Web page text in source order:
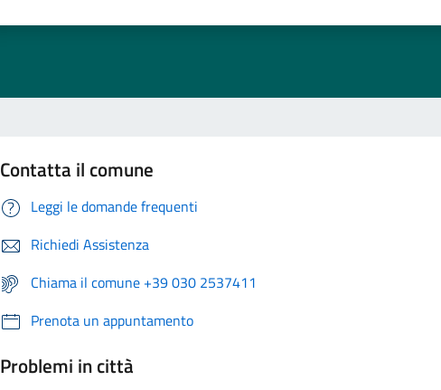
Contatta il comune
Leggi le domande frequenti
Richiedi Assistenza
Chiama il comune +39 030 2537411
Prenota un appuntamento
Problemi in città